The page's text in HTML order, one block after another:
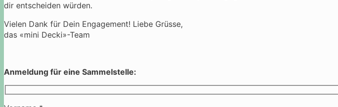
dir entscheiden würden.
Vielen Dank für Dein Engagement! Liebe Grüsse,
das «mini Decki»-Team
Anmeldung für eine Sammelstelle: